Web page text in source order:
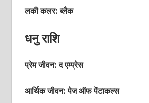
लकी कलर: ब्‍लैक
धनु राशि
प्रेम जीवन:द एम्‍प्रेस
आर्थिक जीवन: पेज ऑफ पेंटाकल्‍स